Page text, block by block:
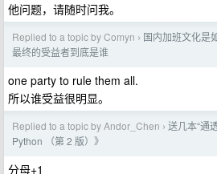
他问题，请随时问我。
Replied to a topic by Comyn › 国内加班文化是
最终的受益者到底是谁
one party to rule them all.
所以谁受益很明显。
Replied to a topic by Andor_Chen › 送几本“通
Python （第 2 版）》
分母+1